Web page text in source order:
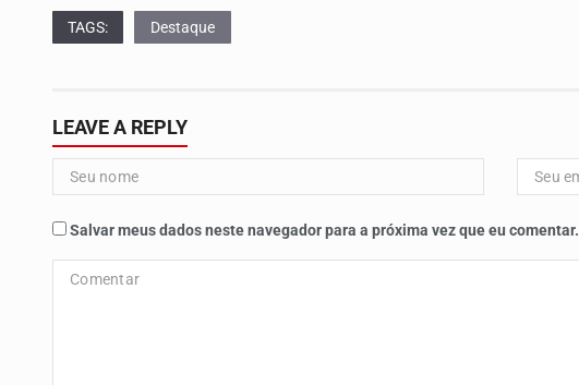
TAGS: Destaque
LEAVE A REPLY
Salvar meus dados neste navegador para a próxima vez que eu comentar.